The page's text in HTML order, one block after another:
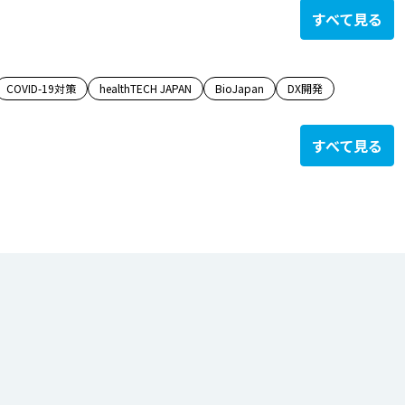
すべて見る
COVID-19対策 healthTECH JAPAN BioJapan
DX開発
すべて見る